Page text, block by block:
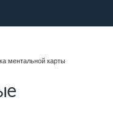
ментальной карты